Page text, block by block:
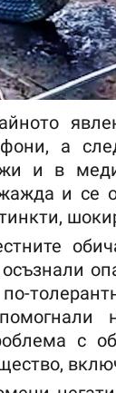
а
и в
и се
с